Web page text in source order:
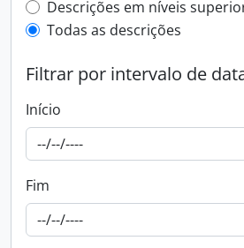
Filtro de descrição de
Descrições em níveis
Todas as descrições
Filtrar por intervalo de
Início
Fim